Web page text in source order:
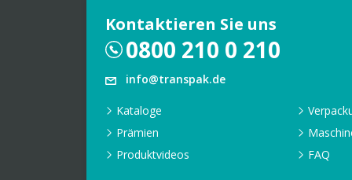
Kontaktieren Sie uns
0800 210 0 210
info@transpak.de
Kataloge
Prämien
Produktvideos
FAQ